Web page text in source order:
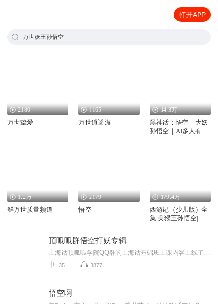
打开APP
万世妖王孙悟空
2180
万世挚爱
1165
万世逍遥游
14.3万
黑神话：悟空｜大妖
孙悟空｜AI多人有声
1.2万
鲜万世质量频道
2179
悟空
179.4万
西游记（少儿版）全
集|美猴王孙悟空|经
顶呱呱群悟空打妖专辑
35 3877
悟空啊